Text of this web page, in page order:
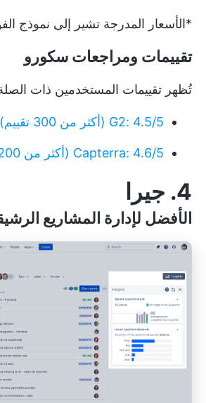
*الأسعار المدرجة تشير إلى نموذج
تقييمات ومراجعات سكورو
تُظهر تقييمات المستخدمين ذات
G2: 4.5/5 (أكثر من 300 تقييم)
Capterra: 4.6/5 (أكثر من 200 تقييم)
4. جيرا
الأفضل لإدارة المشاريع